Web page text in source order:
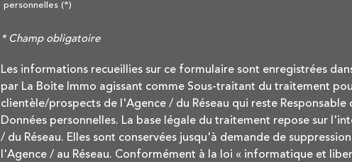
personnelles (*)
* Champ obligatoire
Les informations recueillies sur ce formulaire sont enregistrées
par La Boite Immo agissant comme Sous-traitant du traitement
clientèle/prospects de l'Agence / du Réseau qui reste
Données personnelles. La base légale du traitement repose sur
/ du Réseau. Elles sont conservées jusqu'à demande de
l'Agence / au Réseau. Conformément à la loi « informatique et